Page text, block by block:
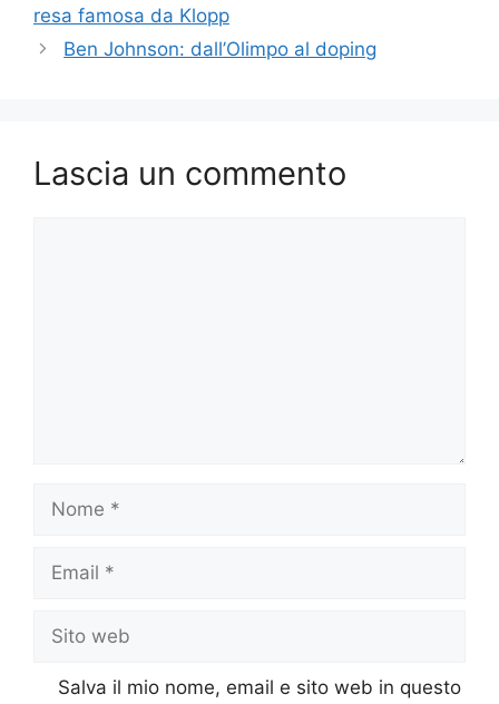
resa famosa da Klopp
Ben Johnson: dall’Olimpo al doping
Lascia un commento
Salva il mio nome, email e sito web in questo